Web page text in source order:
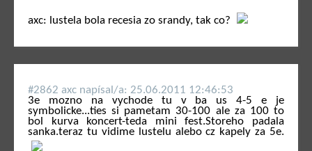
axc: lustela bola recesia zo srandy, tak co?
#2862 axc napí­sal/a: 25.06.2011 12:46:53
3e mozno na vychode tu v ba us 4-5 e je
symbolicke...ties si pametam 30-100 ale za 100 to
bol kurva koncert-teda mini fest.Storeho padala
sanka.teraz tu vidime lustelu alebo cz kapely za 5e.